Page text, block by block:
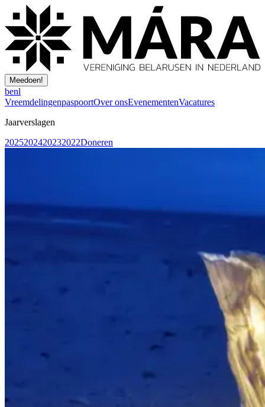
Meedoen!
benl
VreemdelingenpaspoortOver onsEvenementenVacatures
Jaarverslagen
2025202420232022Doneren